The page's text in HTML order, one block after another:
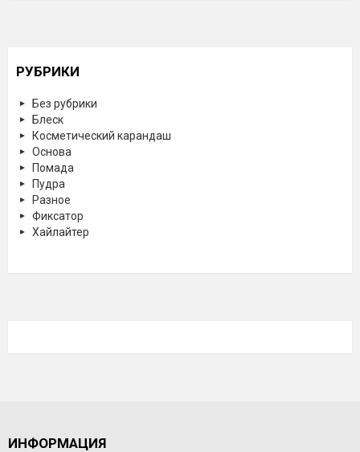
РУБРИКИ
Без рубрики
Блеск
Косметический карандаш
Основа
Помада
Пудра
Разное
Фиксатор
Хайлайтер
ИНФОРМАЦИЯ